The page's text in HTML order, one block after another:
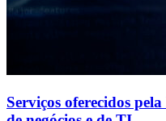
Serviços oferecidos